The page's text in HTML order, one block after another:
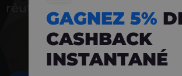
réutiliserGAGNEZ 5%
CASHBACK
INSTANTANÉ